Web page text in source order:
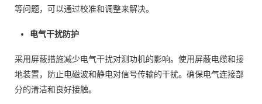
等问题，可以通过校准和调整来解决。
电气干扰防护
采用屏蔽措施减少电气干扰对测功机的影响。使用屏蔽电缆和接
地装置，防止电磁波和静电对信号传输的干扰。确保电气连接部
分的清洁和良好接触。